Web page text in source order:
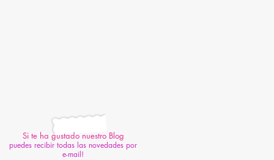
Si te ha gustado nuestro Blog
puedes recibir todas las novedades por
e-mail!